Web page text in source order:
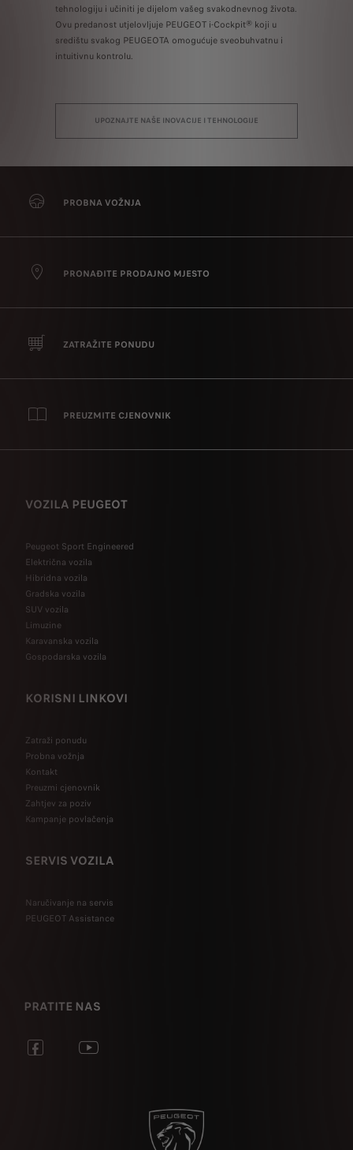
tehnologiju i učiniti je dijelom vašeg svakodnevnog života.
Ovu predanost utjelovljuje PEUGEOT i-Cockpit® koji u
središtu svakog PEUGEOTA omogućuje sveobuhvatnu i
intuitivnu kontrolu.
UPOZNAJTE NAŠE INOVACIJE I TEHNOLOGIJE
PROBNA VOŽNJA
PRONAĐITE PRODAJNO MJESTO
ZATRAŽITE PONUDU
PREUZMITE CJENOVNIK
VOZILA PEUGEOT
Peugeot Sport Engineered
Električna vozila
Hibridna vozila
Gradska vozila
SUV vozila
Limuzine
Karavanska vozila
Gospodarska vozila
KORISNI LINKOVI
Zatraži ponudu
Probna vožnja
Kontakt
Preuzmi cjenovnik
Zahtjev za poziv
Kampanje povlačenja
SERVIS VOZILA
Naručivanje na servis
PEUGEOT Assistance
PRATITE NAS